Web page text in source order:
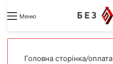
Меню Search forSwitch skin
Головна сторінка/оплата